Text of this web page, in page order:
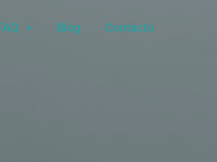
Blog Contacto